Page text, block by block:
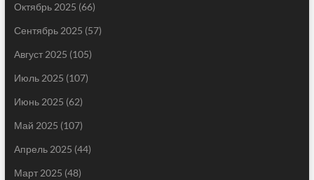
Октябрь 2025 (66)
Сентябрь 2025 (57)
Август 2025 (105)
Июль 2025 (107)
Июнь 2025 (62)
Май 2025 (107)
Апрель 2025 (44)
Март 2025 (48)